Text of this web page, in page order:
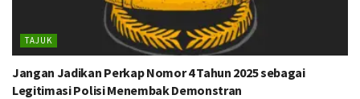
TAJUK
Jangan Jadikan Perkap Nomor 4 Tahun 2025 sebagai
Legitimasi Polisi Menembak Demonstran